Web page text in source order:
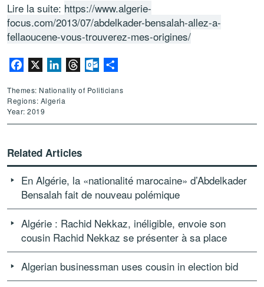
Lire la suite: https://www.algerie-
focus.com/2013/07/abdelkader-bensalah-allez-a-
fellaoucene-vous-trouverez-mes-origines/
Facebook LinkedInThreadsOutlook.com
Themes: Nationality of Politicians
Regions: Algeria
Year: 2019
Related Articles
En Algérie, la «nationalité marocaine» d’Abdelkader
Bensalah fait de nouveau polémique
Algérie : Rachid Nekkaz, inéligible, envoie son
cousin Rachid Nekkaz se présenter à sa place
Algerian businessman uses cousin in election bid